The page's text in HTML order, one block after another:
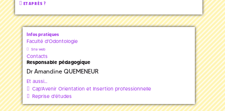
ET APRÈS ?
Infos pratiques
Faculté d'Odontologie
Site web
Contacts
Responsable pédagogique
Dr Amandine QUEMENEUR
Et aussi...
Cap'Avenir Orientation et Insertion professionnelle
Reprise d'études